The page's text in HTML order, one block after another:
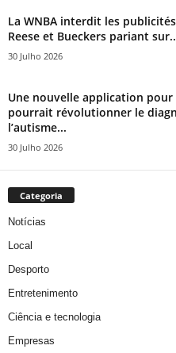
La WNBA interdit les
Reese et Bueckers pariant
30 Julho 2026
Une nouvelle application
pourrait révolutionner le
l’autisme...
30 Julho 2026
Categoria
Notícias
Local
Desporto
Entretenimento
Ciência e tecnologia
Empresas